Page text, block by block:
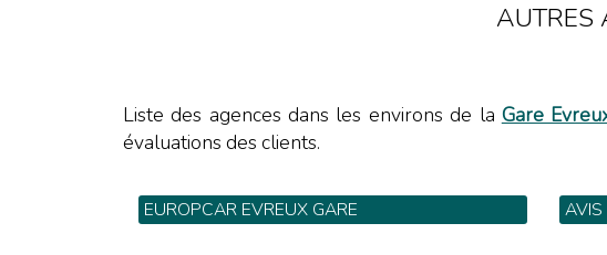
AUTRES
Liste des agences dans les environs de la Gare
évaluations des clients.
EUROPCAR EVREUX GARE
AVIS